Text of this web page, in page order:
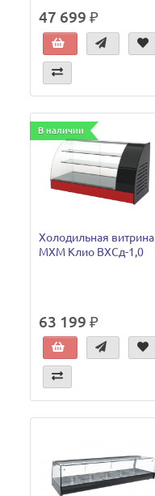
47 699 ₽
В наличии
Холодильная витрина
МХМ Клио ВХСд-1,0
63 199 ₽